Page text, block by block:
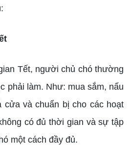
Tết, người chủ chó thường
phải làm. Như: mua sắm, nấu
cửa và chuẩn bị cho các hoạt
có đủ thời gian và sự tập
một cách đầy đủ.